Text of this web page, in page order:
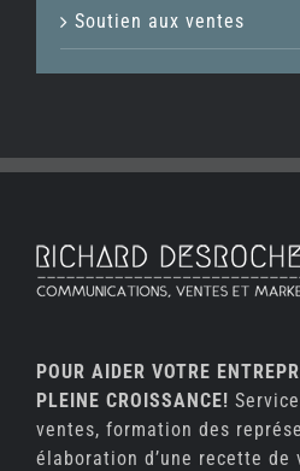
Soutien aux ventes
POUR AIDER VOTRE
PLEINE CROISSANCE!
ventes, formation des
élaboration d’une recette de